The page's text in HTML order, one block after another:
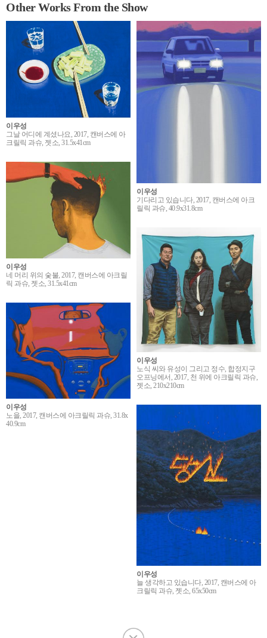
Other Works From the Show
이우성
그날 어디에 계셨나요, 2017, 캔버스에 아
크릴릭 과슈, 젯소, 31.5x41cm
이우성
기다리고 있습니다, 2017, 캔버스에 아크
릴릭 과슈, 40.9x31.8cm
이우성
네 머리 위의 숯불, 2017, 캔버스에 아크릴
릭 과슈, 젯소, 31.5x41cm
이우성
노식 씨와 유성이 그리고 정수, 합정지구
오프닝에서, 2017, 천 위에 아크릴릭 과슈,
젯소, 210x210cm
이우성
노을, 2017, 캔버스에 아크릴릭 과슈, 31.8x
40.9cm
이우성
늘 생각하고 있습니다, 2017, 캔버스에 아
크릴릭 과슈, 젯소, 65x50cm